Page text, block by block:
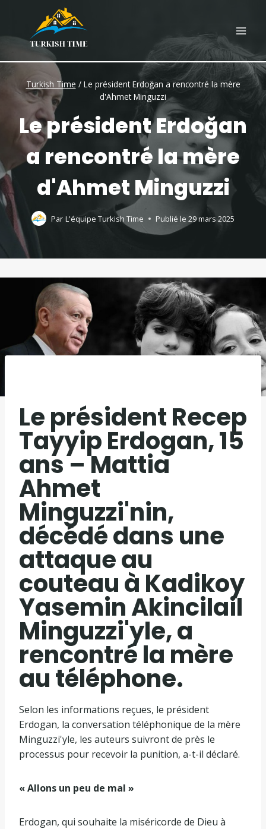
content
Turkish Time / Le président Erdoğan a rencontré la mère
d'Ahmet Minguzzi
Le président Erdoğan
a rencontré la mère
d'Ahmet Minguzzi
Par L'équipe Turkish Time Publié le 29 mars 2025
Le président Recep
Tayyip Erdogan, 15
ans – Mattia
Ahmet
Minguzzi'nin,
décédé dans une
attaque au
couteau à Kadikoy
Yasemin Akincilail
Minguzzi'yle, a
rencontré la mère
au téléphone.
Selon les informations reçues, le président
Erdogan, la conversation téléphonique de la mère
Minguzzi'yle, les auteurs suivront de près le
processus pour recevoir la punition, a-t-il déclaré.
« Allons un peu de mal »
Erdogan, qui souhaite la miséricorde de Dieu à